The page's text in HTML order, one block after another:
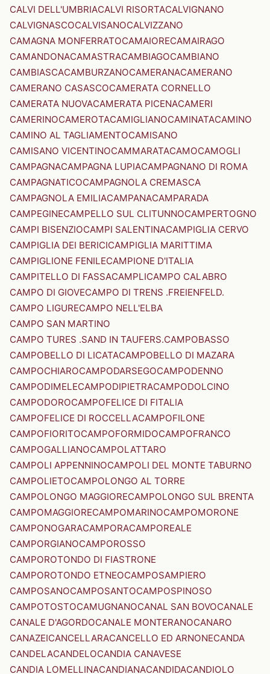
CALVI DELL'UMBRIACALVI RISORTACALVIGNANO
CALVIGNASCOCALVISANOCALVIZZANO
CAMAGNA MONFERRATOCAMAIORECAMAIRAGO
CAMANDONACAMASTRACAMBIAGOCAMBIANO
CAMBIASCACAMBURZANOCAMERANACAMERANO
CAMERANO CASASCOCAMERATA CORNELLO
CAMERATA NUOVACAMERATA PICENACAMERI
CAMERINOCAMEROTACAMIGLIANOCAMINATACAMINO
CAMINO AL TAGLIAMENTOCAMISANO
CAMISANO VICENTINOCAMMARATACAMOCAMOGLI
CAMPAGNACAMPAGNA LUPIACAMPAGNANO DI ROMA
CAMPAGNATICOCAMPAGNOLA CREMASCA
CAMPAGNOLA EMILIACAMPANACAMPARADA
CAMPEGINECAMPELLO SUL CLITUNNOCAMPERTOGNO
CAMPI BISENZIOCAMPI SALENTINACAMPIGLIA CERVO
CAMPIGLIA DEI BERICICAMPIGLIA MARITTIMA
CAMPIGLIONE FENILECAMPIONE D'ITALIA
CAMPITELLO DI FASSACAMPLICAMPO CALABRO
CAMPO DI GIOVECAMPO DI TRENS .FREIENFELD.
CAMPO LIGURECAMPO NELL'ELBA
CAMPO SAN MARTINO
CAMPO TURES .SAND IN TAUFERS.CAMPOBASSO
CAMPOBELLO DI LICATACAMPOBELLO DI MAZARA
CAMPOCHIAROCAMPODARSEGOCAMPODENNO
CAMPODIMELECAMPODIPIETRACAMPODOLCINO
CAMPODOROCAMPOFELICE DI FITALIA
CAMPOFELICE DI ROCCELLACAMPOFILONE
CAMPOFIORITOCAMPOFORMIDOCAMPOFRANCO
CAMPOGALLIANOCAMPOLATTARO
CAMPOLI APPENNINOCAMPOLI DEL MONTE TABURNO
CAMPOLIETOCAMPOLONGO AL TORRE
CAMPOLONGO MAGGIORECAMPOLONGO SUL BRENTA
CAMPOMAGGIORECAMPOMARINOCAMPOMORONE
CAMPONOGARACAMPORACAMPOREALE
CAMPORGIANOCAMPOROSSO
CAMPOROTONDO DI FIASTRONE
CAMPOROTONDO ETNEOCAMPOSAMPIERO
CAMPOSANOCAMPOSANTOCAMPOSPINOSO
CAMPOTOSTOCAMUGNANOCANAL SAN BOVOCANALE
CANALE D'AGORDOCANALE MONTERANOCANARO
CANAZEICANCELLARACANCELLO ED ARNONECANDA
CANDELACANDELOCANDIA CANAVESE
CANDIA LOMELLINACANDIANACANDIDACANDIOLO